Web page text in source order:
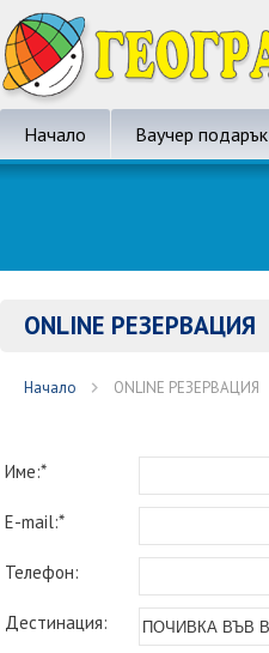
Начало Ваучер подарък
ONLINE РЕЗЕРВАЦИЯ
Начало ONLINE РЕЗЕРВАЦИЯ
Име:*
E-mail:*
Телефон:
Дестинация: